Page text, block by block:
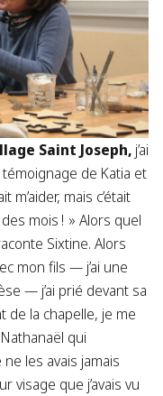
Saint Joseph, j’ai
de Katia et
mais c’était
mois ! » Alors quel
Sixtine. Alors
mon fils — j’ai une
— j’ai prié devant sa
de la chapelle, je me
qui
ne les avais jamais
visage que j’avais vu